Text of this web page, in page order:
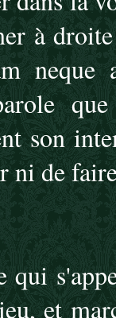
à
son
ni de
qui
et